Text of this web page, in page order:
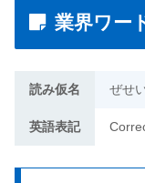
業界ワー
読み仮名 ぜせ
英語表記